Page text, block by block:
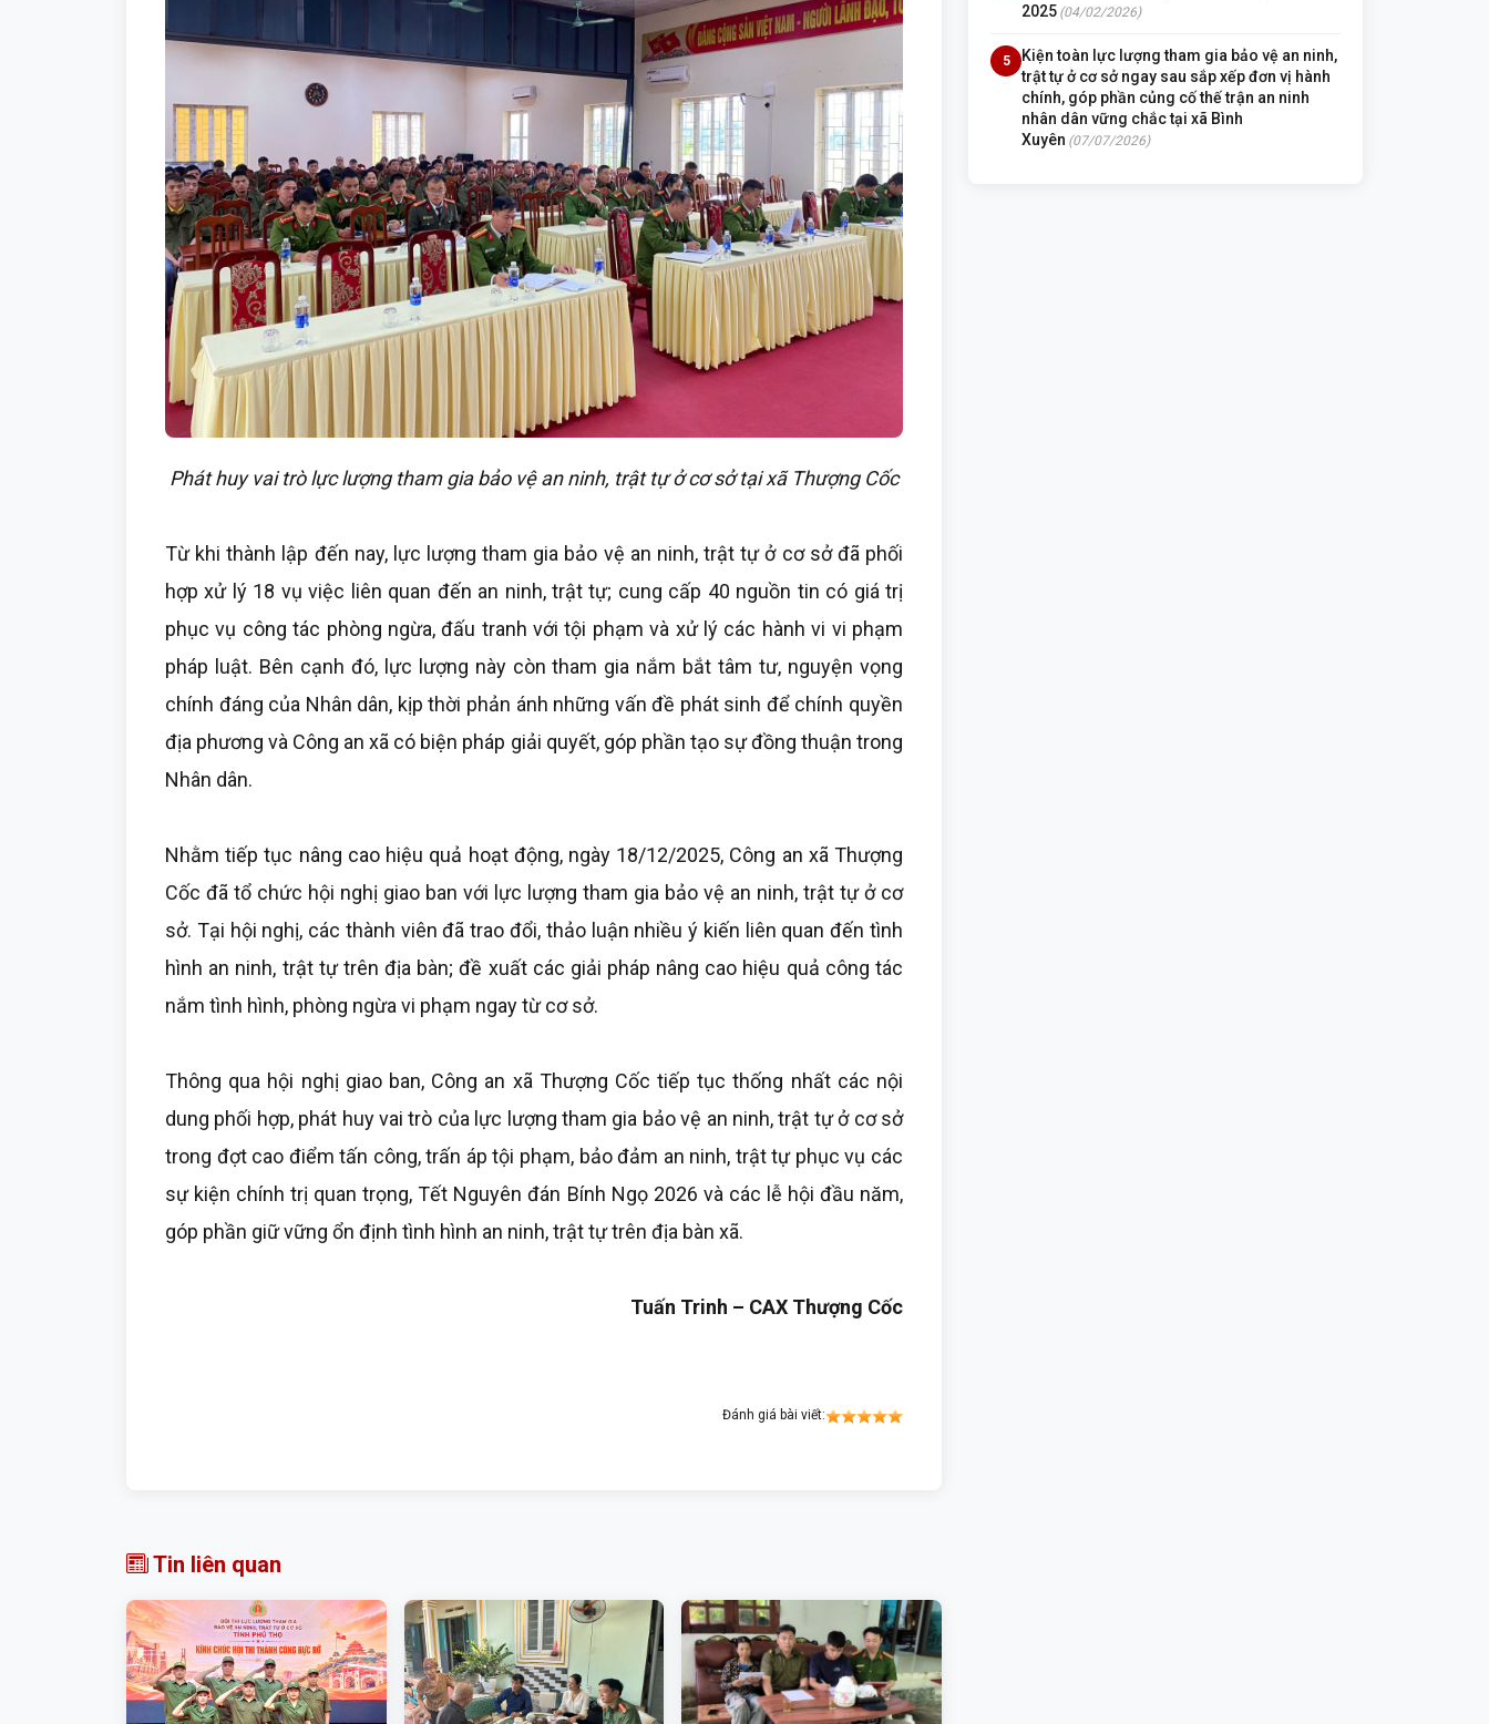
Phát huy vai trò lực lượng tham gia bảo vệ an ninh, trật tự ở cơ sở tại xã Thượng Cốc
Từ khi thành lập đến nay, lực lượng tham gia bảo vệ an ninh, trật tự ở cơ sở đã phối
hợp xử lý 18 vụ việc liên quan đến an ninh, trật tự; cung cấp 40 nguồn tin có giá trị
phục vụ công tác phòng ngừa, đấu tranh với tội phạm và xử lý các hành vi vi phạm
pháp luật. Bên cạnh đó, lực lượng này còn tham gia nắm bắt tâm tư, nguyện vọng
chính đáng của Nhân dân, kịp thời phản ánh những vấn đề phát sinh để chính quyền
địa phương và Công an xã có biện pháp giải quyết, góp phần tạo sự đồng thuận trong
Nhân dân.
Nhằm tiếp tục nâng cao hiệu quả hoạt động, ngày 18/12/2025, Công an xã Thượng
Cốc đã tổ chức hội nghị giao ban với lực lượng tham gia bảo vệ an ninh, trật tự ở cơ
sở. Tại hội nghị, các thành viên đã trao đổi, thảo luận nhiều ý kiến liên quan đến tình
hình an ninh, trật tự trên địa bàn; đề xuất các giải pháp nâng cao hiệu quả công tác
nắm tình hình, phòng ngừa vi phạm ngay từ cơ sở.
Thông qua hội nghị giao ban, Công an xã Thượng Cốc tiếp tục thống nhất các nội
dung phối hợp, phát huy vai trò của lực lượng tham gia bảo vệ an ninh, trật tự ở cơ sở
trong đợt cao điểm tấn công, trấn áp tội phạm, bảo đảm an ninh, trật tự phục vụ các
sự kiện chính trị quan trọng, Tết Nguyên đán Bính Ngọ 2026 và các lễ hội đầu năm,
góp phần giữ vững ổn định tình hình an ninh, trật tự trên địa bàn xã.
Tuấn Trinh – CAX Thượng Cốc
Đánh giá bài viết:
Tin liên quan
2025 (04/02/2026)
5
Kiện toàn lực lượng tham gia bảo vệ an ninh,
trật tự ở cơ sở ngay sau sắp xếp đơn vị hành
chính, góp phần củng cố thế trận an ninh
nhân dân vững chắc tại xã Bình
Xuyên (07/07/2026)